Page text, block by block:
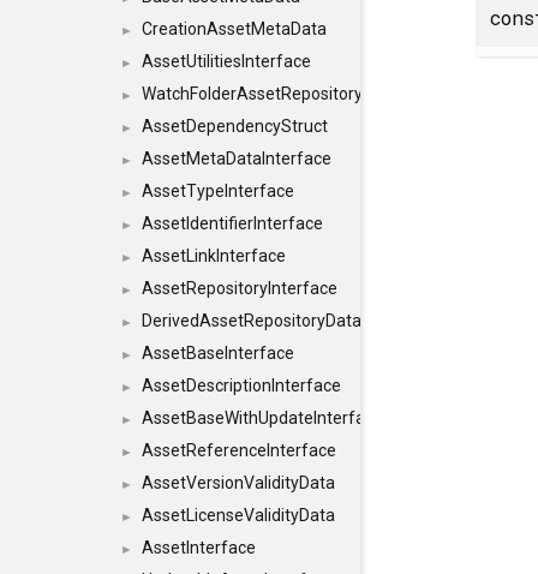
► CreationAssetMetaData
► AssetUtilitiesInterface
► WatchFolderAssetRepositoryInterface
► AssetDependencyStruct
► AssetMetaDataInterface
► AssetTypeInterface
► AssetIdentifierInterface
► AssetLinkInterface
► AssetRepositoryInterface
► DerivedAssetRepositoryDataInterface
► AssetBaseInterface
► AssetDescriptionInterface
► AssetBaseWithUpdateInterface
► AssetReferenceInterface
► AssetVersionValidityData
► AssetLicenseValidityData
►
AssetInterface